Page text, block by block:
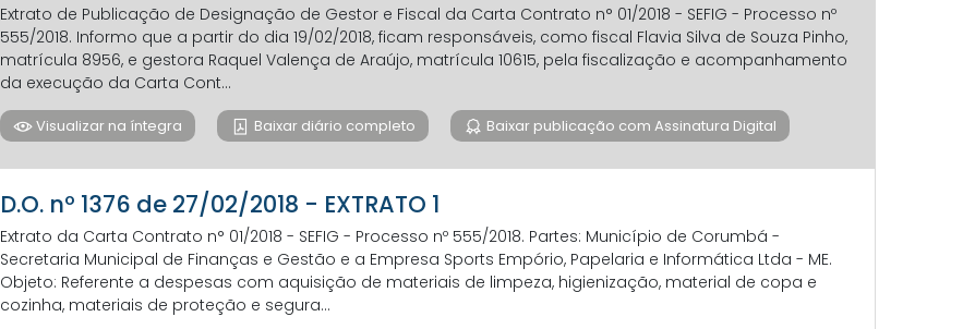
Extrato de Publicação de Designação de Gestor e Fiscal da Carta Contrato n° 01/2018 - SEFIG - Processo nº
555/2018. Informo que a partir do dia 19/02/2018, ficam responsáveis, como fiscal Flavia Silva de Souza Pinho,
matrícula 8956, e gestora Raquel Valença de Araújo, matrícula 10615, pela fiscalização e acompanhamento
da execução da Carta Cont...
Visualizar na íntegra Baixar diário completo Baixar publicação com Assinatura Digital
D.O. nº 1376 de 27/02/2018 - EXTRATO 1
Extrato da Carta Contrato n° 01/2018 - SEFIG - Processo nº 555/2018. Partes: Município de Corumbá -
Secretaria Municipal de Finanças e Gestão e a Empresa Sports Empório, Papelaria e Informática Ltda - ME.
Objeto: Referente a despesas com aquisição de materiais de limpeza, higienização, material de copa e
cozinha, materiais de proteção e segura...